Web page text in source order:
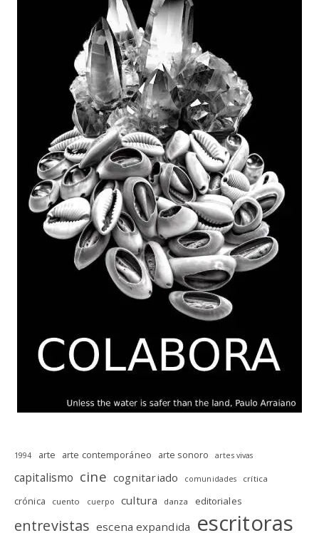
1994 arte arte contemporáneo arte sonoro artes vivas
capitalismo cine cognitariado comunidades crítica
crónica cuento cuerpo cultura danza editoriales
entrevistas escena expandida escritoras